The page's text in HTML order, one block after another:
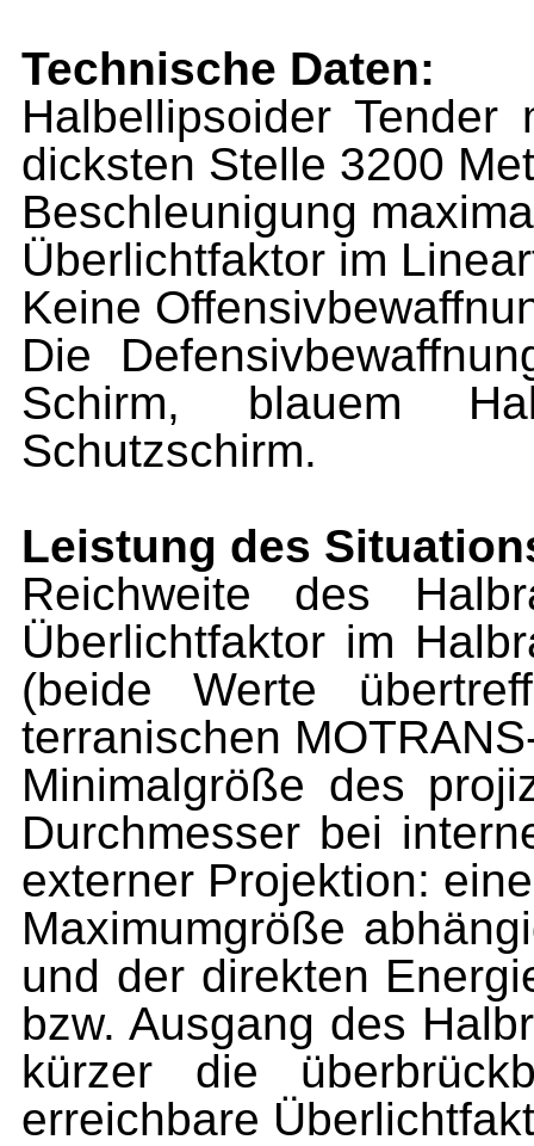
Technische Daten:
Halbellipsoider
dicksten Stelle 3200
Beschleunigung
Überlichtfaktor im
Keine
Die
Schirm, blauem
Schutzschirm.
Leistung des
Reichweite des
Überlichtfaktor im
(beide Werte
terranischen
Minimalgröße des
Durchmesser bei
externer Projektion:
Maximumgröße
und der direkten
bzw. Ausgang des
kürzer die
erreichbare